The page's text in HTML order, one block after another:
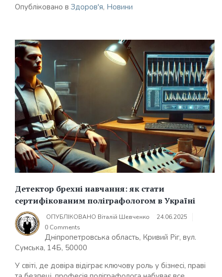
Опубліковано в Здоров'я, Новини
Детектор брехні навчання: як стати
сертифікованим поліграфологом в Україні
ОПУБЛІКОВАНО Віталій Шевченко
24.06.2025
0 Comments
Дніпропетровська область, Кривий Ріг, вул.
Сумська, 14Б, 50000
У світі, де довіра відіграє ключову роль у бізнесі, праві